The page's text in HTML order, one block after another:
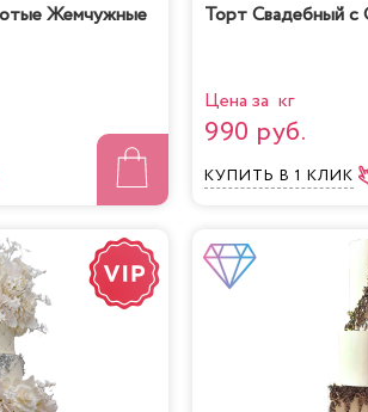
Жемчужные
Торт Свадебный с
Цена за кг
990 руб.
КУПИТЬ В 1 КЛИК